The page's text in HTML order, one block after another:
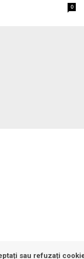
0
sau refuzați